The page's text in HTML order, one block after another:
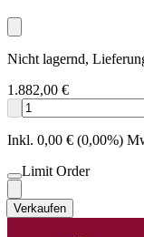
Nicht lagernd,
1.882,00 €
Inkl. 0,00 € (0,00%)
Limit Order
Verkaufen